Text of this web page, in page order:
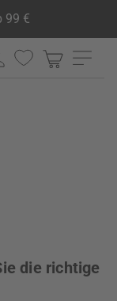
99 €
die richtige